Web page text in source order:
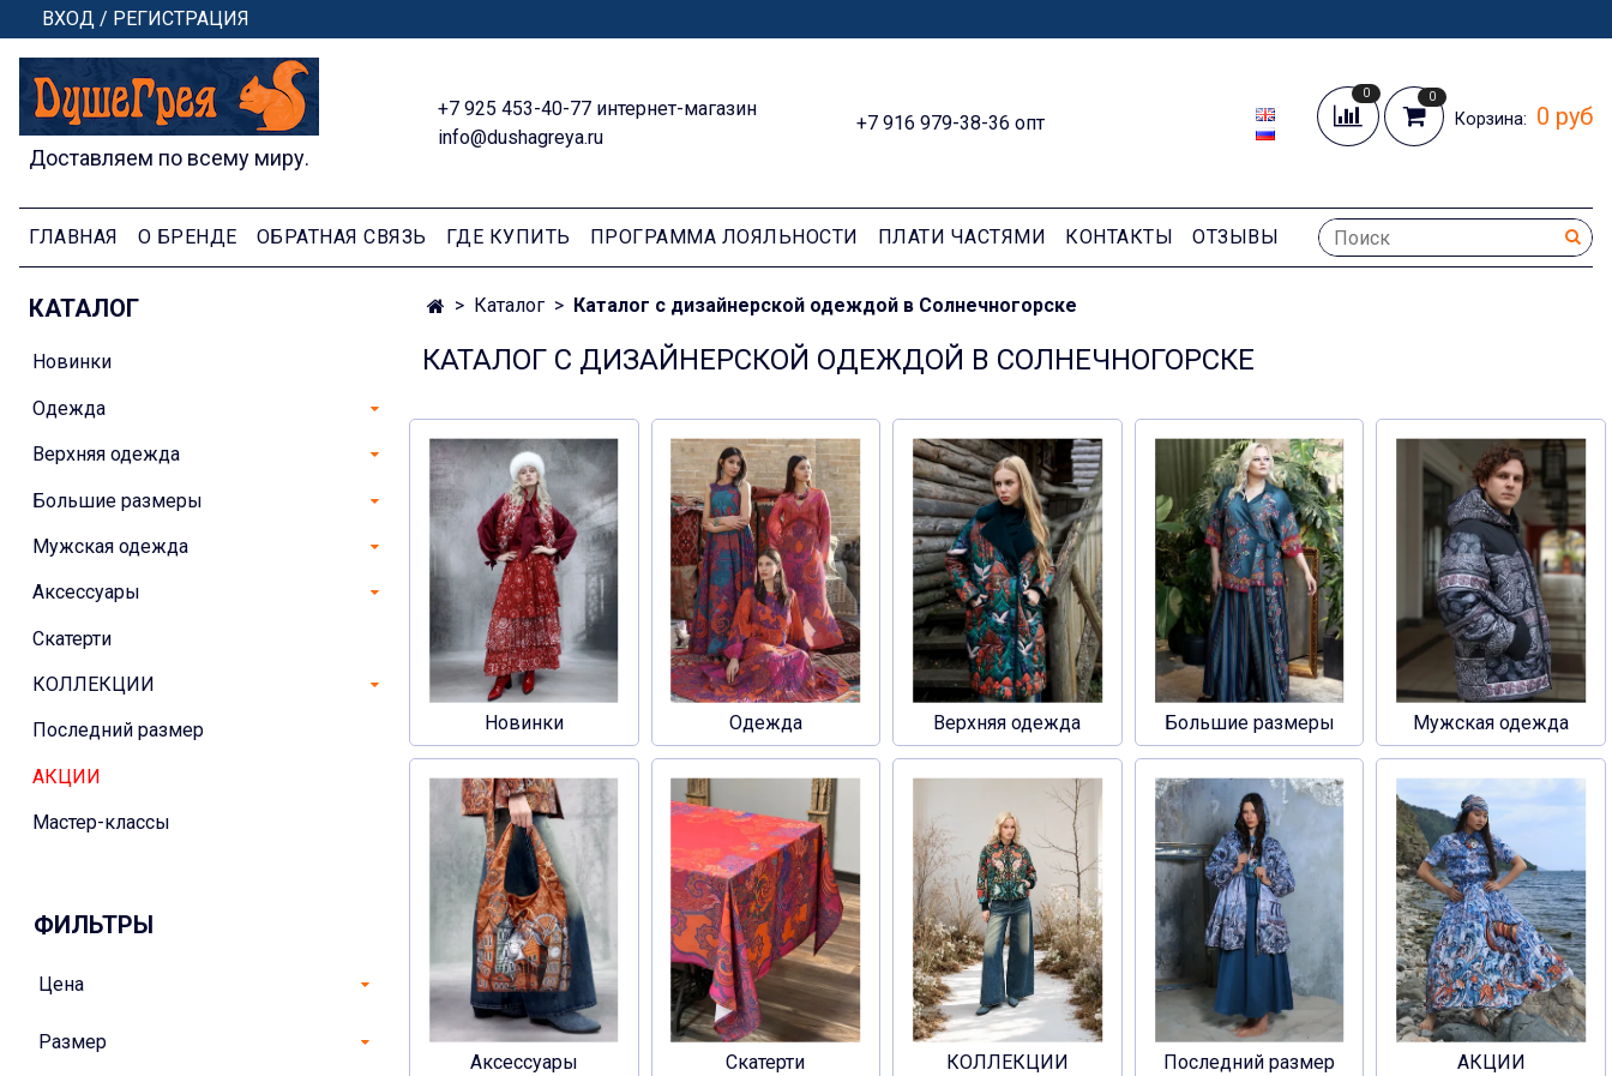
ВХОД / РЕГИСТРАЦИЯ
Доставляем по всему миру.
+7 925 453-40-77 интернет-магазин
info@dushagreya.ru
+7 916 979-38-36 опт
0 0
Корзина: 0 руб
ГЛАВНАЯ О БРЕНДЕ ОБРАТНАЯ СВЯЗЬ ГДЕ КУПИТЬ ПРОГРАММА ЛОЯЛЬНОСТИ ПЛАТИ ЧАСТЯМИ КОНТАКТЫ ОТЗЫВЫ
Каталог Каталог с дизайнерской одеждой в Солнечногорске
КАТАЛОГ С ДИЗАЙНЕРСКОЙ ОДЕЖДОЙ В СОЛНЕЧНОГОРСКЕ
Новинки Одежда Верхняя одежда Большие размеры Мужская одежда
Аксессуары Скатерти КОЛЛЕКЦИИ Последний размер АКЦИИ
КАТАЛОГ
Новинки
Одежда
Верхняя одежда
Большие размеры
Мужская одежда
Аксессуары
Скатерти
КОЛЛЕКЦИИ
Последний размер
АКЦИИ
Мастер-классы
ФИЛЬТРЫ
Цена
Размер